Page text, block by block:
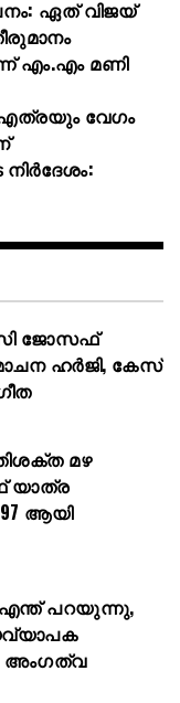
ഏത് വിജയ്
എം.എം മണി
വേഗം
സി ജോസഫ്
ഹർജി, കേസ്
മഴ
യാത്ര
ആയി
പറയുന്നു,
അംഗത്വ